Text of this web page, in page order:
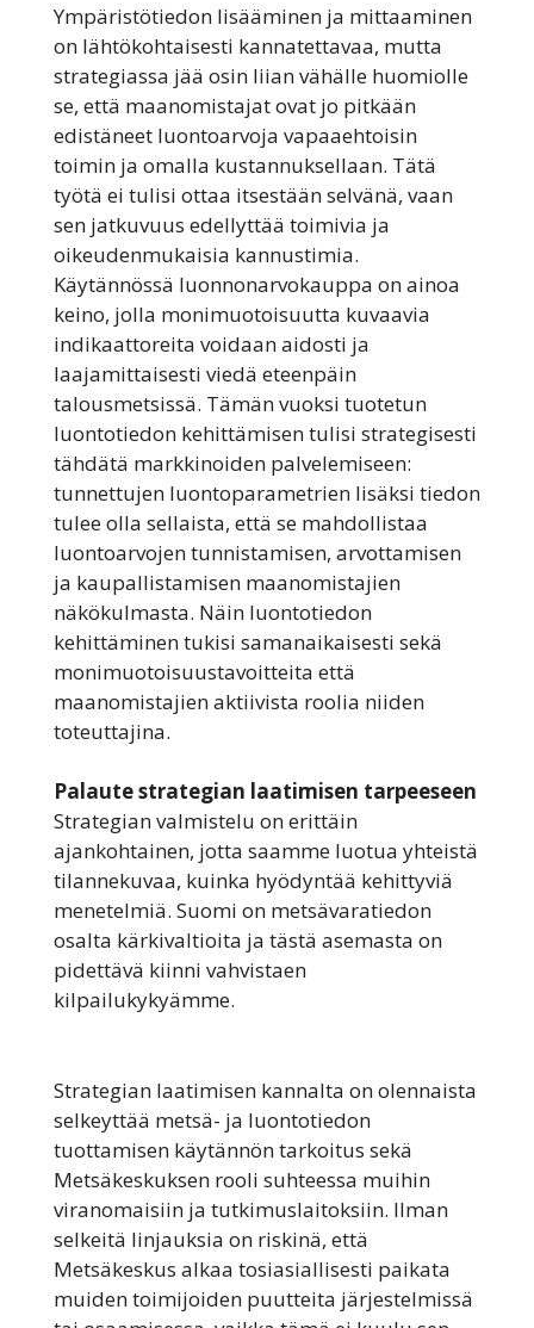
Ympäristötiedon lisääminen ja mittaaminen
on lähtökohtaisesti kannatettavaa, mutta
strategiassa jää osin liian vähälle huomiolle
se, että maanomistajat ovat jo pitkään
edistäneet luontoarvoja vapaaehtoisin
toimin ja omalla kustannuksellaan. Tätä
työtä ei tulisi ottaa itsestään selvänä, vaan
sen jatkuvuus edellyttää toimivia ja
oikeudenmukaisia kannustimia.
Käytännössä luonnonarvokauppa on ainoa
keino, jolla monimuotoisuutta kuvaavia
indikaattoreita voidaan aidosti ja
laajamittaisesti viedä eteenpäin
talousmetsissä. Tämän vuoksi tuotetun
luontotiedon kehittämisen tulisi strategisesti
tähdätä markkinoiden palvelemiseen:
tunnettujen luontoparametrien lisäksi tiedon
tulee olla sellaista, että se mahdollistaa
luontoarvojen tunnistamisen, arvottamisen
ja kaupallistamisen maanomistajien
näkökulmasta. Näin luontotiedon
kehittäminen tukisi samanaikaisesti sekä
monimuotoisuustavoitteita että
maanomistajien aktiivista roolia niiden
toteuttajina.
Palaute strategian laatimisen tarpeeseen
Strategian valmistelu on erittäin
ajankohtainen, jotta saamme luotua yhteistä
tilannekuvaa, kuinka hyödyntää kehittyviä
menetelmiä. Suomi on metsävaratiedon
osalta kärkivaltioita ja tästä asemasta on
pidettävä kiinni vahvistaen
kilpailukykyämme.
Strategian laatimisen kannalta on olennaista
selkeyttää metsä- ja luontotiedon
tuottamisen käytännön tarkoitus sekä
Metsäkeskuksen rooli suhteessa muihin
viranomaisiin ja tutkimuslaitoksiin. Ilman
selkeitä linjauksia on riskinä, että
Metsäkeskus alkaa tosiasiallisesti paikata
muiden toimijoiden puutteita järjestelmissä